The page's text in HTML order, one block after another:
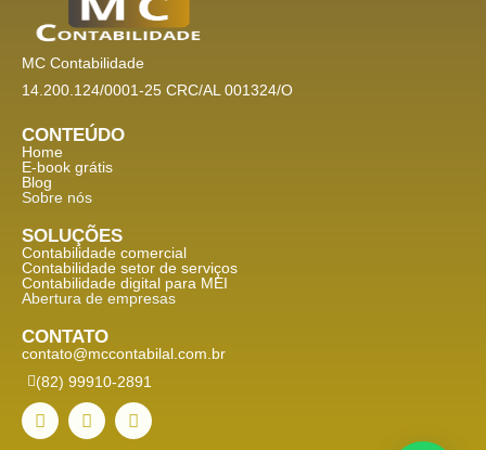
MC Contabilidade
14.200.124/0001-25 CRC/AL 001324/O
CONTEÚDO
Home
E-book grátis
Blog
Sobre nós
SOLUÇÕES
Contabilidade comercial
Contabilidade setor de serviços
Contabilidade digital para MEI
Abertura de empresas
CONTATO
contato@mccontabilal.com.br
(82) 99910-2891